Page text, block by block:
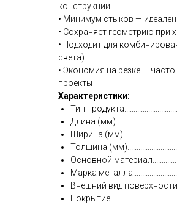
конструкции
• Минимум стыков —
• Сохраняет геометрию при
• Подходит для
света)
• Экономия на резке —
проекты
Характеристики:
Тип
Длина
Ширина
Толщина
Основной
Марка
Внешний вид